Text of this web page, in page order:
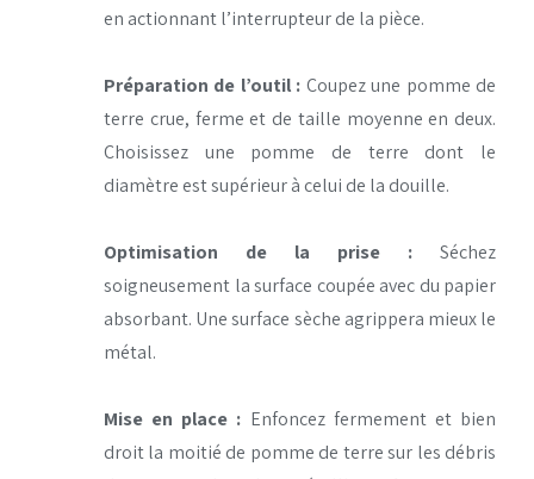
en actionnant l’interrupteur de la pièce.
Préparation de l’outil : Coupez une pomme de
terre crue, ferme et de taille moyenne en deux.
Choisissez une pomme de terre dont le
diamètre est supérieur à celui de la douille.
Optimisation de la prise : Séchez
soigneusement la surface coupée avec du papier
absorbant. Une surface sèche agrippera mieux le
métal.
Mise en place : Enfoncez fermement et bien
droit la moitié de pomme de terre sur les débris